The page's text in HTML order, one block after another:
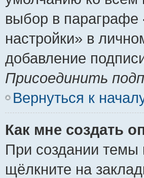
выбор в
настройки» в
добавление
Присоединить
Вернуться к
Как мне создать
При создании темы
щёлкните на